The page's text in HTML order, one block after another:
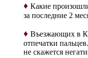
♦ Какие
за последние 2
♦ Въезжающих в
отпечатки
не скажется